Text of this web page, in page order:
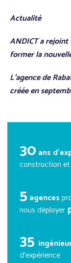
Actualité
ANDICT a
former la
L’agence de
créée en
30 ans
construction
5 agences
nous déployer
35
d’expérience